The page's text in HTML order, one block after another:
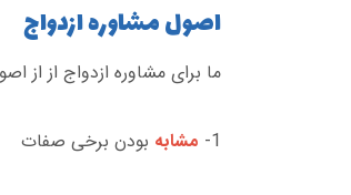
اصول مشاوره ازدواج
ما برای مشاوره ازدواج از از
1- مشابه بودن برخی صفات